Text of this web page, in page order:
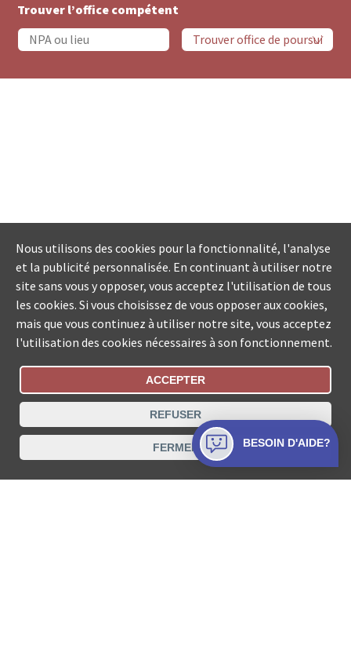
Trouver l’office compétent
Statut De La Commande
Recherche des offices de Suisse
Protection des données Mentions légales
Conditions d’utilisation Contact
Nous utilisons des cookies pour la fonctionnalité, l'analyse
et la publicité personnalisée. En continuant à utiliser notre
site sans vous y opposer, vous acceptez l'utilisation de tous
les cookies. Si vous choisissez de vous opposer aux cookies,
mais que vous continuez à utiliser notre site, vous acceptez
l'utilisation des cookies nécessaires à son fonctionnement.
ACCEPTER
REFUSER
FERMER BESOIN D'AIDE?